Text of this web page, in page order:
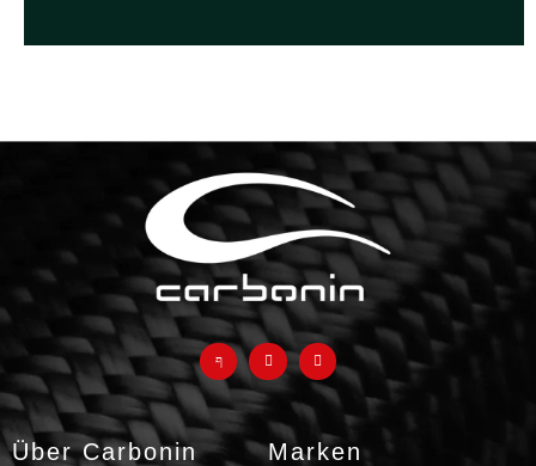
Avio-Faserprodukten und
warum sie eine viel bessere
Alternative zu klassischen
Glasfaserteilen sind
F.A.Q.
Über Carbonin Marken